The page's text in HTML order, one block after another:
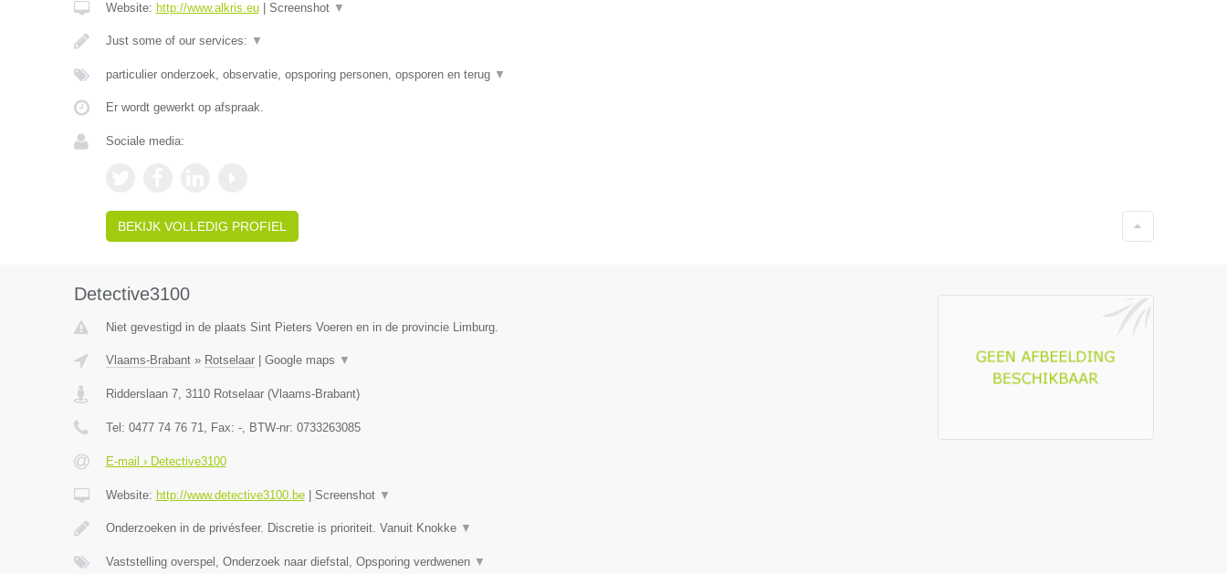
Website: http://www.alkris.eu| Screenshot ▼
Just some of our services: ▼
particulier onderzoek, observatie, opsporing personen, opsporen en terug ▼
Er wordt gewerkt op afspraak.
Sociale media:
BEKIJK VOLLEDIG PROFIEL
Detective3100
Niet gevestigd in de plaats Sint Pieters Voeren en in de provincie Limburg.
Vlaams-Brabant» Rotselaar| Google maps ▼
Ridderslaan 7, 3110 Rotselaar(Vlaams-Brabant)
Tel: 0477 74 76 71, Fax: -, BTW-nr: 0733263085
E-mail › Detective3100
Website: http://www.detective3100.be| Screenshot ▼
Onderzoeken in de privésfeer. Discretie is prioriteit. Vanuit Knokke ▼
Vaststelling overspel, Onderzoek naar diefstal, Opsporing verdwenen ▼